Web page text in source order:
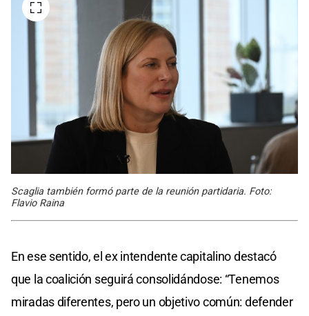
Scaglia también formó parte de la reunión partidaria. Foto:
Flavio Raina
En ese sentido, el ex intendente capitalino destacó
que la coalición seguirá consolidándose: “Tenemos
miradas diferentes, pero un objetivo común: defender